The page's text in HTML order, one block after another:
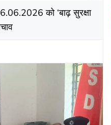
को ‘बाढ़ सुरक्षा